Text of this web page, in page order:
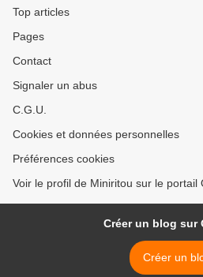
Top articles
Pages
Contact
Signaler un abus
C.G.U.
Cookies et données personnelles
Préférences cookies
Voir le profil de Miniritou sur le portail
Créer un blog sur
Créer un